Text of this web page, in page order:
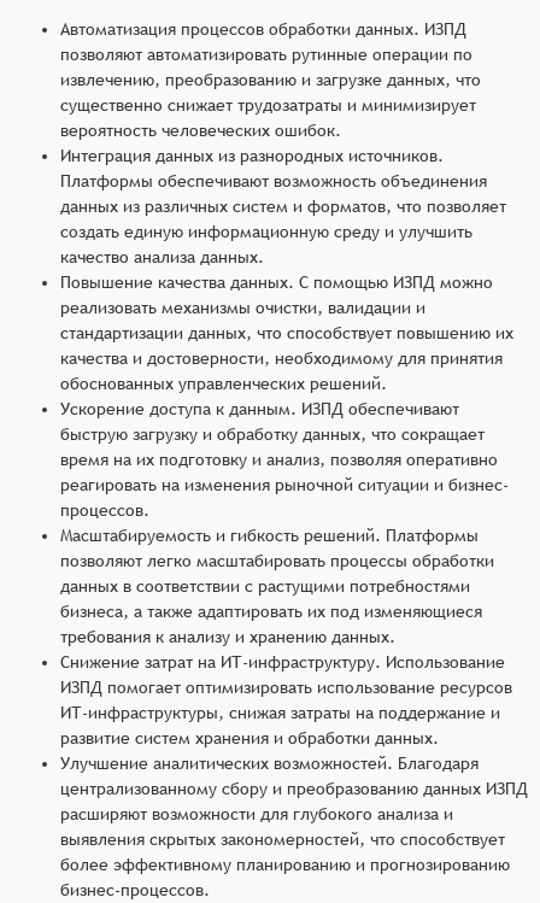
Автоматизация процессов обработки данных. ИЗПД
позволяют автоматизировать рутинные операции по
извлечению, преобразованию и загрузке данных, что
существенно снижает трудозатраты и минимизирует
вероятность человеческих ошибок.
Интеграция данных из разнородных источников.
Платформы обеспечивают возможность объединения
данных из различных систем и форматов, что позволяет
создать единую информационную среду и улучшить
качество анализа данных.
Повышение качества данных. С помощью ИЗПД можно
реализовать механизмы очистки, валидации и
стандартизации данных, что способствует повышению их
качества и достоверности, необходимому для принятия
обоснованных управленческих решений.
Ускорение доступа к данным. ИЗПД обеспечивают
быструю загрузку и обработку данных, что сокращает
время на их подготовку и анализ, позволяя оперативно
реагировать на изменения рыночной ситуации и бизнес-
процессов.
Масштабируемость и гибкость решений. Платформы
позволяют легко масштабировать процессы обработки
данных в соответствии с растущими потребностями
бизнеса, а также адаптировать их под изменяющиеся
требования к анализу и хранению данных.
Снижение затрат на ИТ-инфраструктуру. Использование
ИЗПД помогает оптимизировать использование ресурсов
ИТ-инфраструктуры, снижая затраты на поддержание и
развитие систем хранения и обработки данных.
Улучшение аналитических возможностей. Благодаря
централизованному сбору и преобразованию данных ИЗПД
расширяют возможности для глубокого анализа и
выявления скрытых закономерностей, что способствует
более эффективному планированию и прогнозированию
бизнес-процессов.